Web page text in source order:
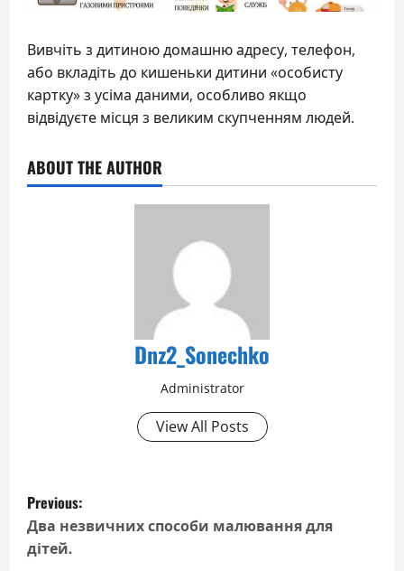
Вивчіть з дитиною домашню адресу, телефон,
або вкладіть до кишеньки дитини «особисту
картку» з усіма даними, особливо якщо
відвідуєте місця з великим скупченням людей.
ABOUT THE AUTHOR
Dnz2_Sonechko
Administrator
View All Posts
P
o
Previous:
Два незвичних способи малювання для
дітей.